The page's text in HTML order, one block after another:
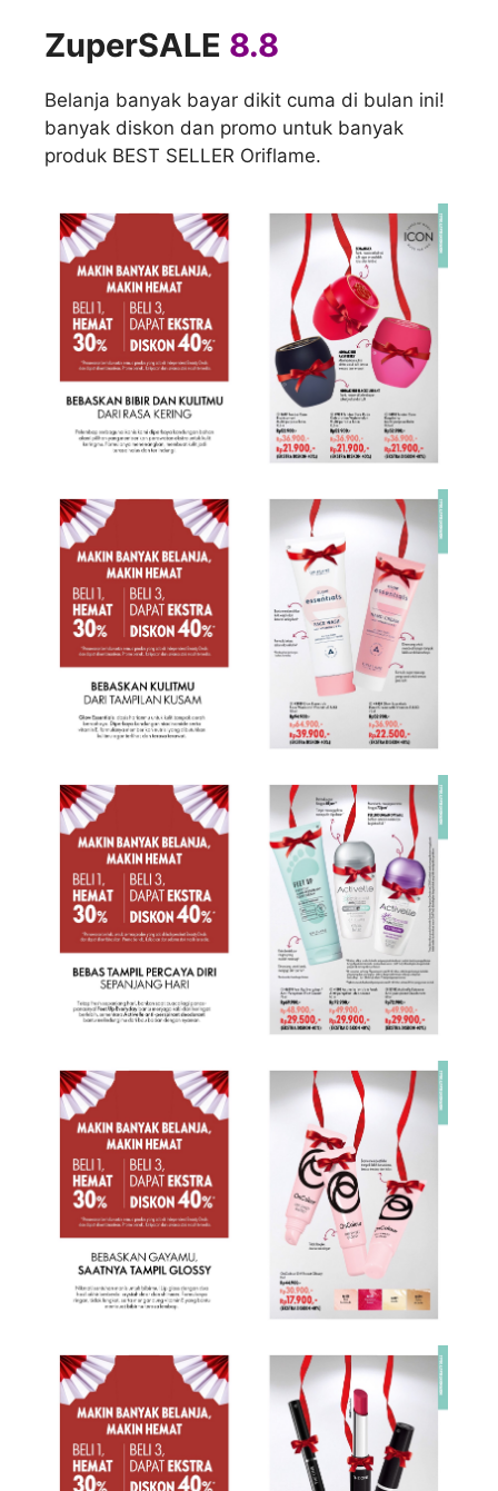
ZuperSALE 8.8
Belanja banyak bayar dikit cuma di bulan ini!
banyak diskon dan promo untuk banyak
produk BEST SELLER Oriflame.